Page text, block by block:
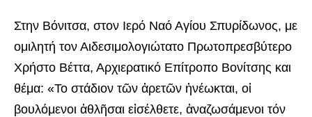
Στην Βόνιτσα, στον Ιερό Ναό Αγίου Σπυρίδωνος, με
ομιλητή τον Αιδεσιμολογιώτατο Πρωτοπρεσβύτερο
Χρήστο Βέττα, Αρχιερατικό Επίτροπο Βονίτσης και
θέμα: «Το στάδιον τῶν ἀρετῶν ἠνέωκται, οἱ
βουλόμενοι ἀθλῆσαι εἰσέλθετε, ἀναζωσάμενοι τόν